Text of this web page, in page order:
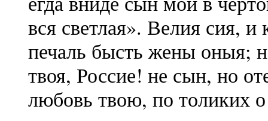
вся светлая». Велия сия, и
печаль бысть жены оныя;
твоя, Россие! не сын, но
любовь твою, по толиких